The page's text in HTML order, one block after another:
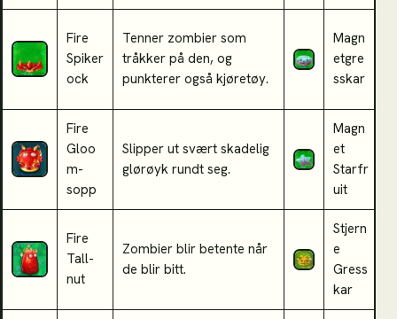
Fire
Spiker
ock
Tenner zombier som
tråkker på den, og
punkterer også kjøretøy.
Magn
etgre
sskar
Fire
Gloo
m-
sopp
Slipper ut svært skadelig
glørøyk rundt seg.
Magn
et
Starfr
uit
Fire
Tall-
nut
Zombier blir betente når
de blir bitt.
Stjern
e
Gress
kar